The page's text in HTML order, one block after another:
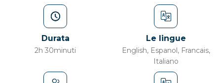
Durata
2h 30minuti
Le lingue
English, Espanol, Francais,
Italiano